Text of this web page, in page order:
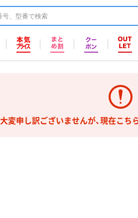
大変申し訳ございませんが、現在こち